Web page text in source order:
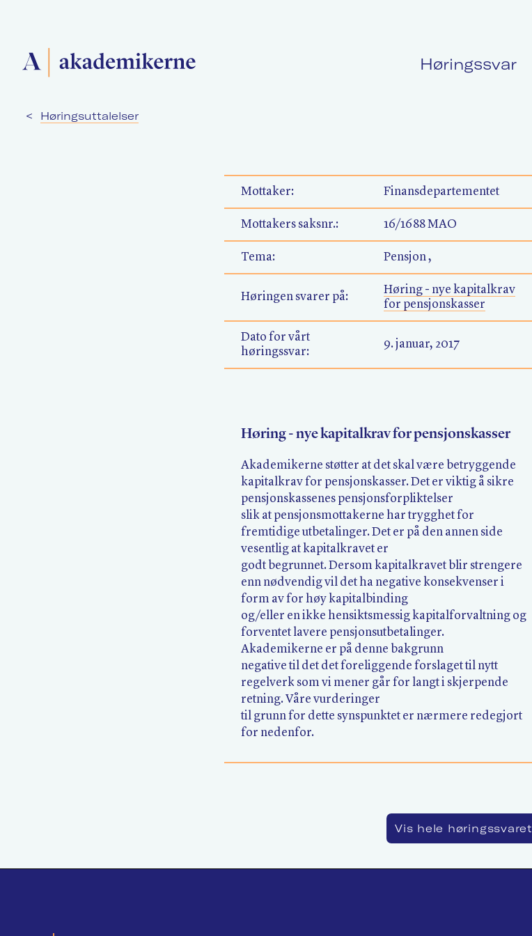
Høringssvar
Kurs og konferanser
Akademikerne Pluss Nyheter
< Høringsuttalelser
Mottaker: Finansdepartementet
Mottakers saksnr.: 16/1688 MAO
Tema: Pensjon ,
Høringen svarer på:
Høring - nye kapitalkrav
for pensjonskasser
Dato for vårt
høringssvar:
9. januar, 2017
Høring - nye kapitalkrav for pensjonskasser
Akademikerne støtter at det skal være betryggende
kapitalkrav for pensjonskasser. Det er viktig å sikre
pensjonskassenes pensjonsforpliktelser
slik at pensjonsmottakerne har trygghet for
fremtidige utbetalinger. Det er på den annen side
vesentlig at kapitalkravet er
godt begrunnet. Dersom kapitalkravet blir strengere
enn nødvendig vil det ha negative konsekvenser i
form av for høy kapitalbinding
og/eller en ikke hensiktsmessig kapitalforvaltning og
forventet lavere pensjonsutbetalinger.
Akademikerne er på denne bakgrunn
negative til det det foreliggende forslaget til nytt
regelverk som vi mener går for langt i skjerpende
retning. Våre vurderinger
til grunn for dette synspunktet er nærmere redegjort
for nedenfor.
Vis hele høringssvaret